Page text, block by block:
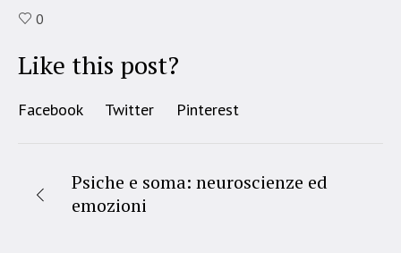
0
Like this post?
Facebook Twitter Pinterest
Psiche e soma: neuroscienze ed
emozioni